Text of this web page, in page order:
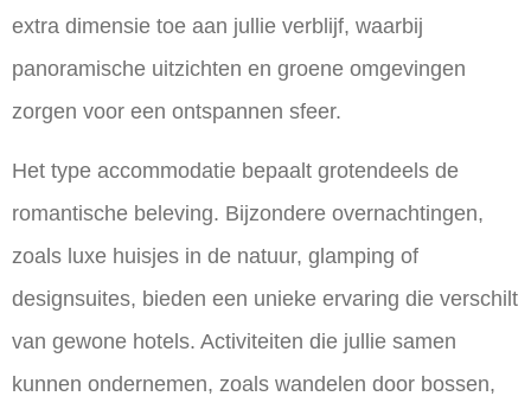
extra dimensie toe aan jullie verblijf, waarbij
panoramische uitzichten en groene omgevingen
zorgen voor een ontspannen sfeer.
Het type accommodatie bepaalt grotendeels de
romantische beleving. Bijzondere overnachtingen,
zoals luxe huisjes in de natuur, glamping of
designsuites, bieden een unieke ervaring die verschilt
van gewone hotels. Activiteiten die jullie samen
kunnen ondernemen, zoals wandelen door bossen,